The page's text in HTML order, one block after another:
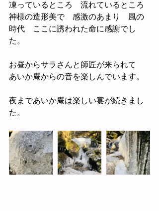
凍っているところ　流れているところ
神様の造形美で　感激のあまり　風の
時代　ここに誘われた命に感謝でし
た。
お昼からサラさんと師匠が来られて
あいか庵からの音を楽しんでいます。
夜まであいか庵は楽しい宴が続きまし
た。